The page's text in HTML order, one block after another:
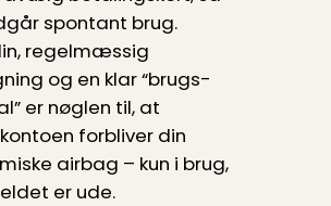
spontant brug.
regelmæssig
og en klar “brugs-
er nøglen til, at
forbliver din
airbag – kun i brug,
er ude.